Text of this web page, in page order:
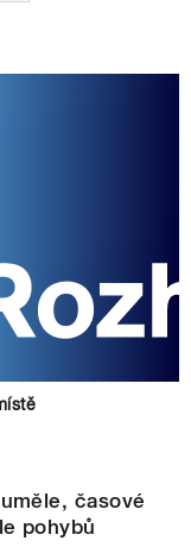
časové
pohybů